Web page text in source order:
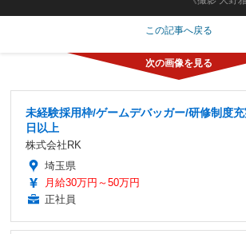
この記事へ戻る
未経験採用枠/ゲームデバッガー/研修制度
日以上
株式会社RK
埼玉県
月給30万円～50万円
正社員